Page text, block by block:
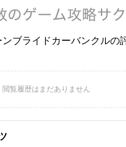
ンブライドカーバンクルの